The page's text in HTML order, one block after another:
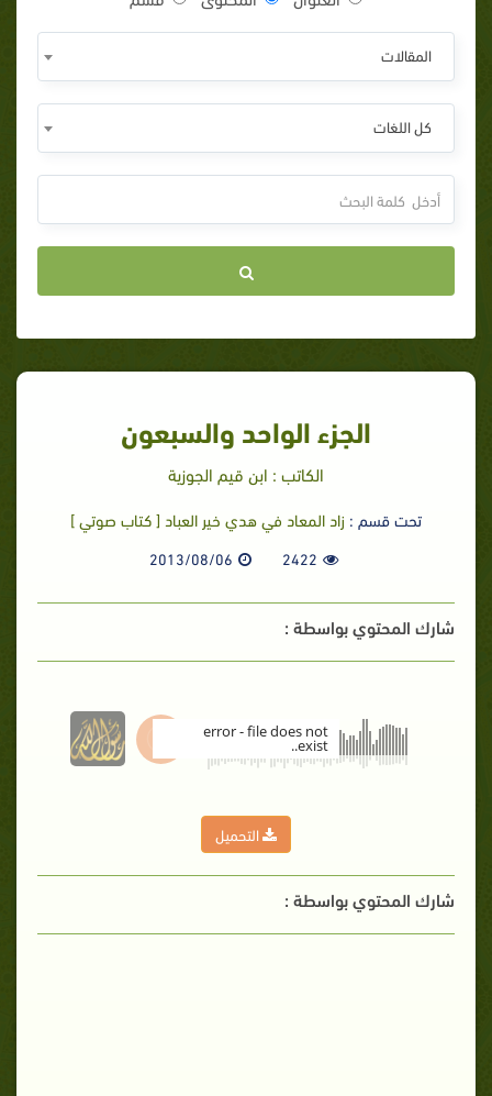
المقالات
كل اللغات
الجزء الواحد والسبعون
الكاتب : ابن قيم الجوزية
تحت قسم : زاد المعاد في هدي خير العباد [ كتاب صوتي ]
2422
2013/08/06
شارك المحتوي بواسطة :
error - file does not
exist..
التحميل
شارك المحتوي بواسطة :